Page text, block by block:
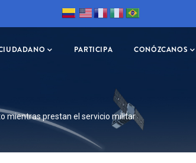
PARTICIPA CONÓZCANOS
mientras prestan el servicio militar